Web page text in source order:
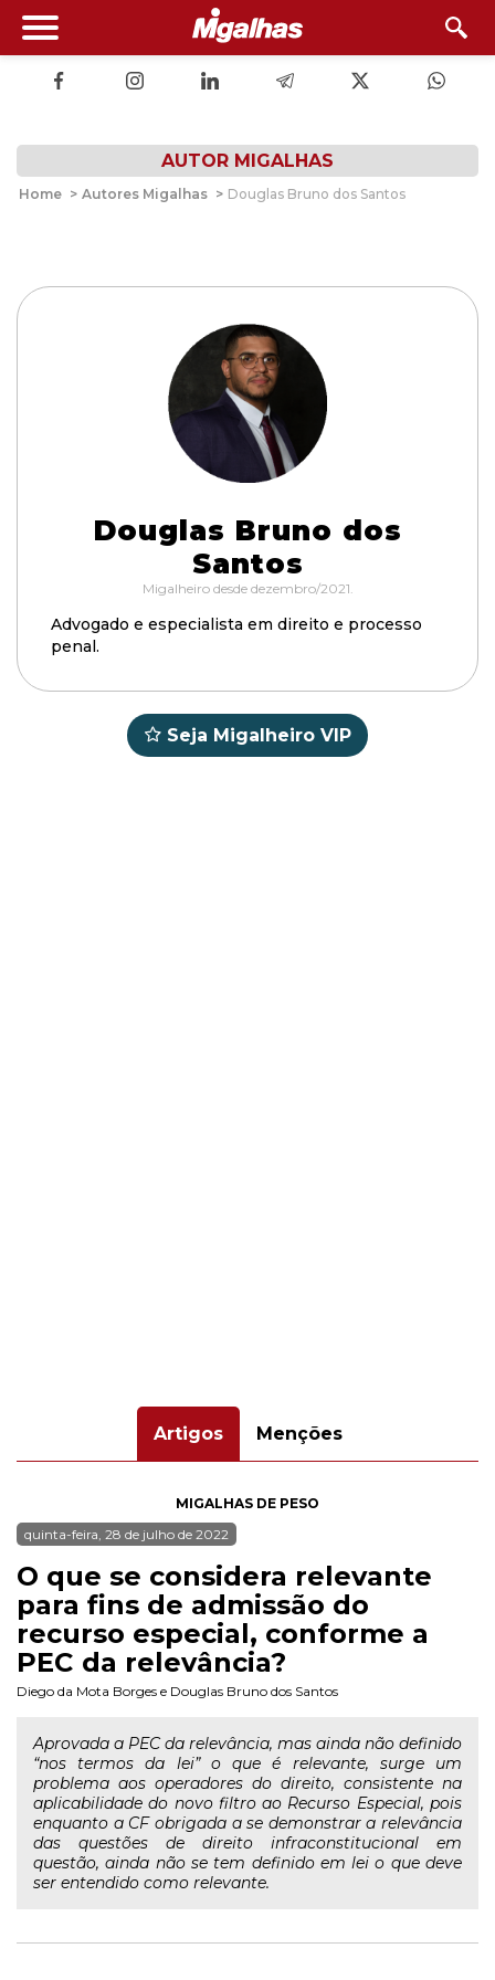
AUTOR MIGALHAS
Home > Autores Migalhas > Douglas Bruno dos Santos
Douglas Bruno dos
Santos
Migalheiro desde dezembro/2021.
Advogado e especialista em direito e processo
penal.
Seja Migalheiro VIP
Artigos Menções
MIGALHAS DE PESO
quinta-feira, 28 de julho de 2022
O que se considera relevante
para fins de admissão do
recurso especial, conforme a
PEC da relevância?
Diego da Mota Borges e Douglas Bruno dos Santos
Aprovada a PEC da relevância, mas ainda não definido
“nos termos da lei” o que é relevante, surge um
problema aos operadores do direito, consistente na
aplicabilidade do novo filtro ao Recurso Especial, pois
enquanto a CF obrigada a se demonstrar a relevância
das questões de direito infraconstitucional em
questão, ainda não se tem definido em lei o que deve
ser entendido como relevante.